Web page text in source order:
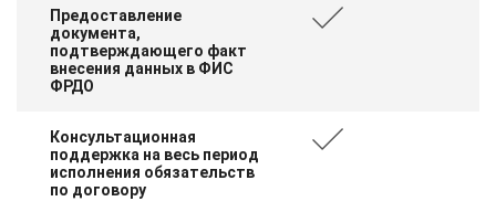
Предоставление
документа,
подтверждающего факт
внесения данных в ФИС
ФРДО
Консультационная
поддержка на весь период
исполнения обязательств
по договору